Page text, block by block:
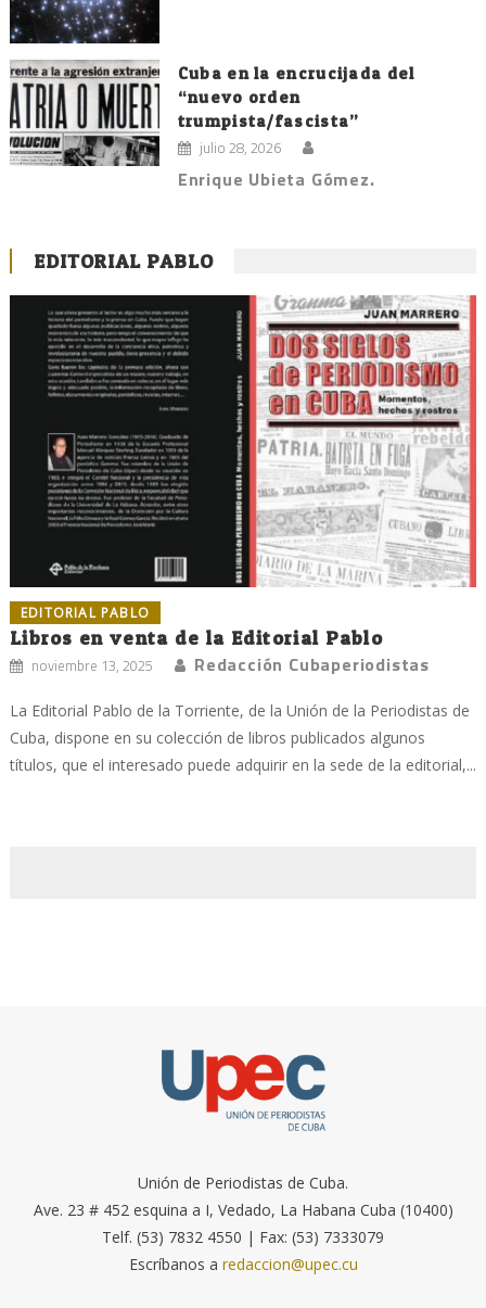
Cuba en la encrucijada del
“nuevo orden
trumpista/fascista”
julio 28, 2026
Enrique Ubieta Gómez.
EDITORIAL PABLO
EDITORIAL PABLO
Libros en venta de la Editorial Pablo
noviembre 13, 2025 Redacción Cubaperiodistas
La Editorial Pablo de la Torriente, de la Unión de la Periodistas de
Cuba, dispone en su colección de libros publicados algunos
títulos, que el interesado puede adquirir en la sede de la editorial,...
Unión de Periodistas de Cuba.
Ave. 23 # 452 esquina a I, Vedado, La Habana Cuba (10400)
Telf. (53) 7832 4550 | Fax: (53) 7333079
Escríbanos a redaccion@upec.cu